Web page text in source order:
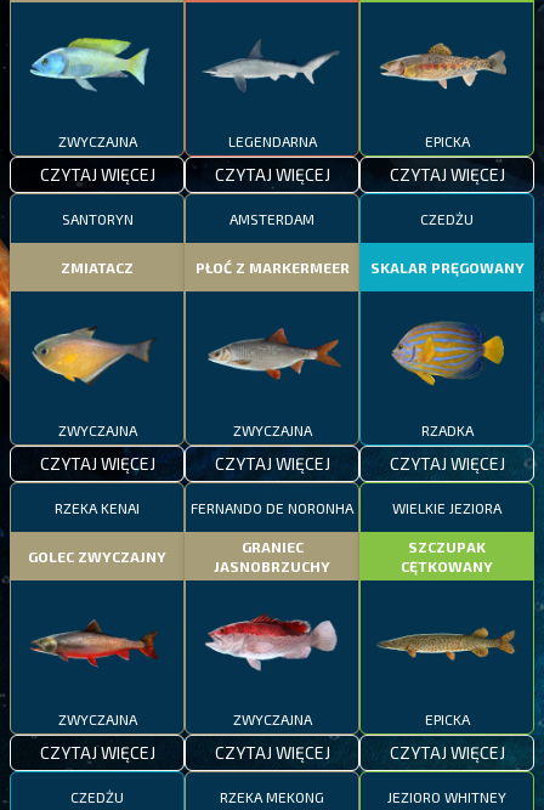
ZWYCZAJNA
CZYTAJ WIĘCEJ
LEGENDARNA
CZYTAJ WIĘCEJ
EPICKA
CZYTAJ WIĘCEJ
SANTORYN
ZMIATACZ
ZWYCZAJNA
CZYTAJ WIĘCEJ
AMSTERDAM
PŁOĆ Z MARKERMEER
ZWYCZAJNA
CZYTAJ WIĘCEJ
CZEDŻU
SKALAR PRĘGOWANY
RZADKA
CZYTAJ WIĘCEJ
RZEKA KENAI
GOLEC ZWYCZAJNY
ZWYCZAJNA
CZYTAJ WIĘCEJ
FERNANDO DE NORONHA
GRANIEC
JASNOBRZUCHY
ZWYCZAJNA
CZYTAJ WIĘCEJ
WIELKIE JEZIORA
SZCZUPAK
CĘTKOWANY
EPICKA
CZYTAJ WIĘCEJ
CZEDŻU RZEKA MEKONG JEZIORO WHITNEY